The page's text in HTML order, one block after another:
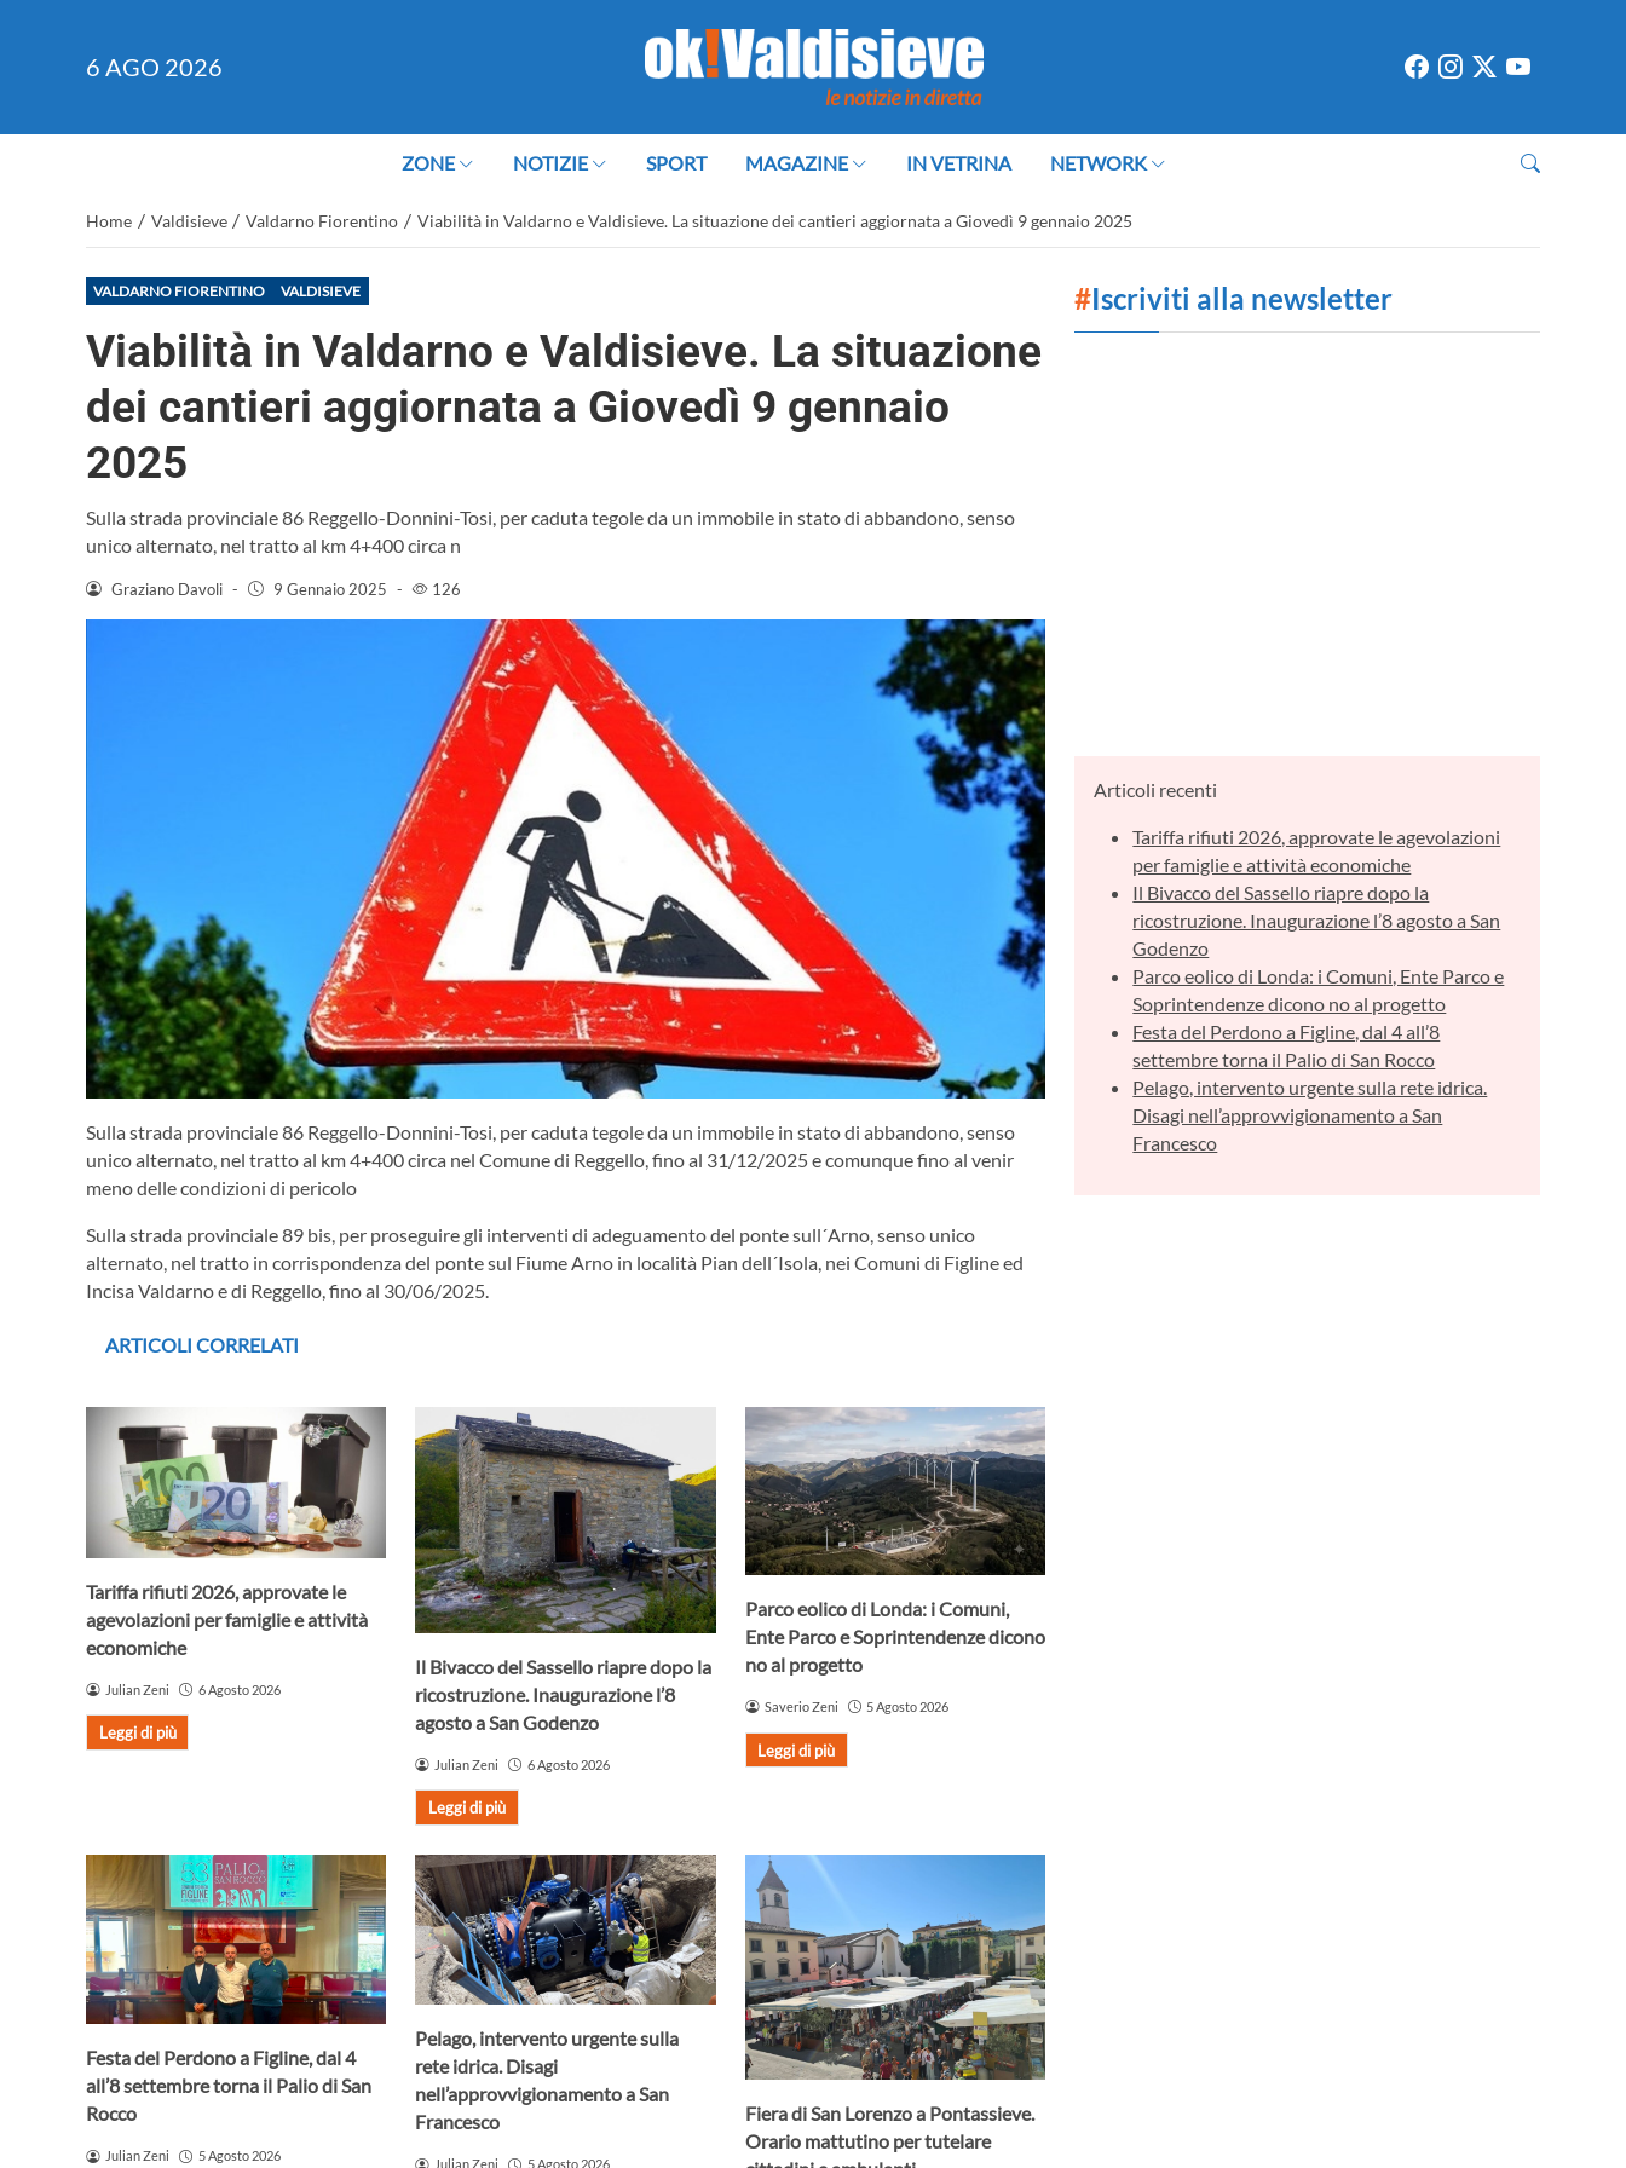
6 AGO 2026
ZONE NOTIZIE SPORT MAGAZINE IN VETRINA NETWORK
Home / Valdisieve / Valdarno Fiorentino / Viabilità in Valdarno e Valdisieve. La situazione dei cantieri aggiornata a Giovedì 9 gennaio 2025
VALDARNO FIORENTINO VALDISIEVE
Viabilità in Valdarno e Valdisieve. La situazione
dei cantieri aggiornata a Giovedì 9 gennaio
2025
Sulla strada provinciale 86 Reggello-Donnini-Tosi, per caduta tegole da un immobile in stato di abbandono, senso
unico alternato, nel tratto al km 4+400 circa n
Graziano Davoli - 9 Gennaio 2025 - 126
Sulla strada provinciale 86 Reggello-Donnini-Tosi, per caduta tegole da un immobile in stato di abbandono, senso
unico alternato, nel tratto al km 4+400 circa nel Comune di Reggello, fino al 31/12/2025 e comunque fino al venir
meno delle condizioni di pericolo
Sulla strada provinciale 89 bis, per proseguire gli interventi di adeguamento del ponte sull´Arno, senso unico
alternato, nel tratto in corrispondenza del ponte sul Fiume Arno in località Pian dell´Isola, nei Comuni di Figline ed
Incisa Valdarno e di Reggello, fino al 30/06/2025.
ARTICOLI CORRELATI
Tariffa rifiuti 2026, approvate le
agevolazioni per famiglie e attività
economiche
Julian Zeni 6 Agosto 2026
Leggi di più
Il Bivacco del Sassello riapre dopo la
ricostruzione. Inaugurazione l’8
agosto a San Godenzo
Julian Zeni 6 Agosto 2026
Leggi di più
Parco eolico di Londa: i Comuni,
Ente Parco e Soprintendenze dicono
no al progetto
Saverio Zeni 5 Agosto 2026
Leggi di più
Festa del Perdono a Figline, dal 4
all’8 settembre torna il Palio di San
Rocco
Julian Zeni 5 Agosto 2026
Pelago, intervento urgente sulla
rete idrica. Disagi
nell’approvvigionamento a San
Francesco
Julian Zeni 5 Agosto 2026
Fiera di San Lorenzo a Pontassieve.
Orario mattutino per tutelare
#Iscriviti alla newsletter
Articoli recenti
Tariffa rifiuti 2026, approvate le agevolazioni
per famiglie e attività economiche
Il Bivacco del Sassello riapre dopo la
ricostruzione. Inaugurazione l’8 agosto a San
Godenzo
Parco eolico di Londa: i Comuni, Ente Parco e
Soprintendenze dicono no al progetto
Festa del Perdono a Figline, dal 4 all’8
settembre torna il Palio di San Rocco
Pelago, intervento urgente sulla rete idrica.
Disagi nell’approvvigionamento a San
Francesco